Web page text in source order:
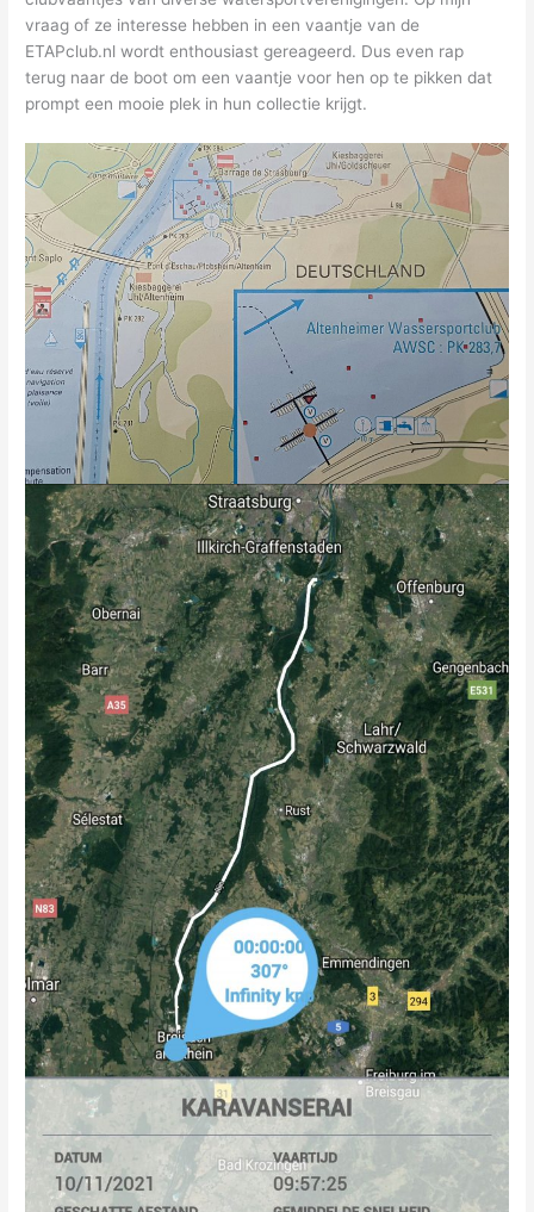
vraag of ze interesse hebben in een vaantje van de
ETAPclub.nl wordt enthousiast gereageerd. Dus even rap
terug naar de boot om een vaantje voor hen op te pikken dat
prompt een mooie plek in hun collectie krijgt.